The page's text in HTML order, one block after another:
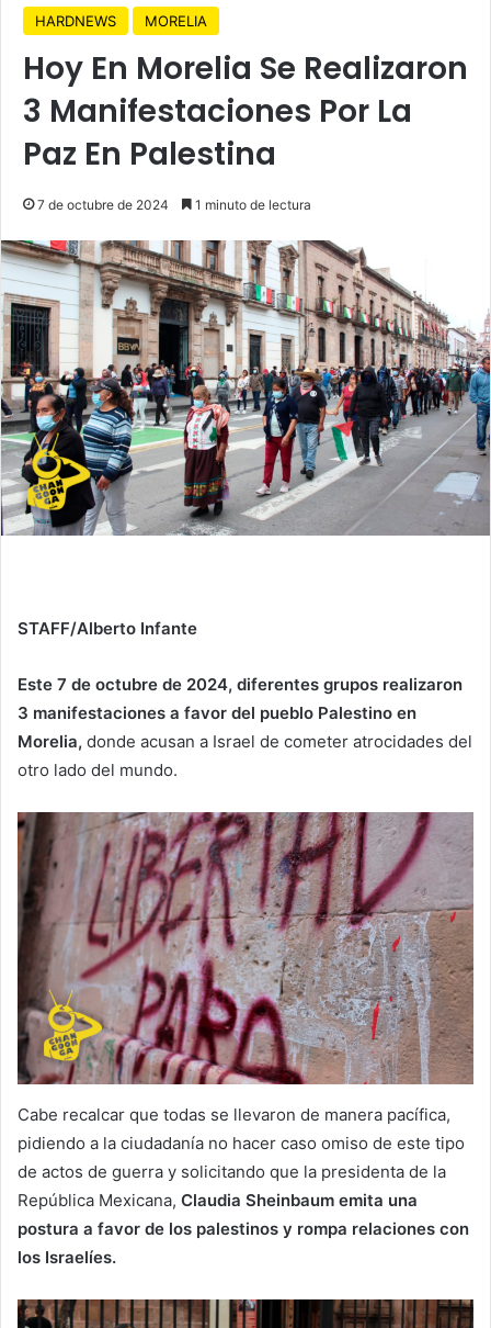
HARDNEWS MORELIA
Hoy En Morelia Se Realizaron
3 Manifestaciones Por La
Paz En Palestina
7 de octubre de 2024 1 minuto de lectura
STAFF/Alberto Infante
Este 7 de octubre de 2024, diferentes grupos realizaron
3 manifestaciones a favor del pueblo Palestino en
Morelia, donde acusan a Israel de cometer atrocidades del
otro lado del mundo.
Cabe recalcar que todas se llevaron de manera pacífica,
pidiendo a la ciudadanía no hacer caso omiso de este tipo
de actos de guerra y solicitando que la presidenta de la
República Mexicana, Claudia Sheinbaum emita una
postura a favor de los palestinos y rompa relaciones con
los Israelíes.